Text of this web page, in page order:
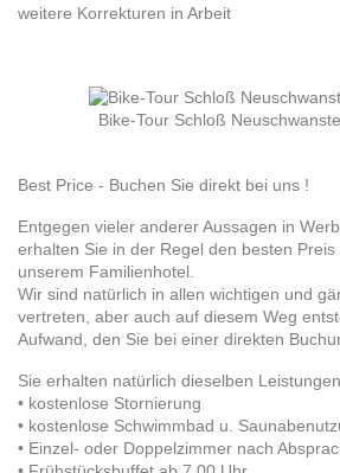
weitere Korrekturen in Arbeit
Bike-Tour Schloß
Best Price - Buchen Sie direkt bei uns !
Entgegen vieler anderer Aussagen in
erhalten Sie in der Regel den besten
unserem Familienhotel.
Wir sind natürlich in allen wichtigen und
vertreten, aber auch auf diesem Weg
Aufwand, den Sie bei einer direkten
Sie erhalten natürlich dieselben
• kostenlose Stornierung
• kostenlose Schwimmbad u.
• Einzel- oder Doppelzimmer nach